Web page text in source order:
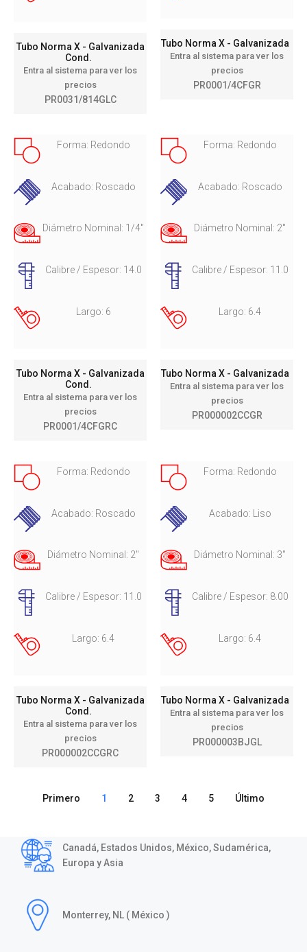
Tubo Norma X - Galvanizada
Cond.
Entra al sistema para ver los
precios
PR0031/814GLC
Tubo Norma X - Galvanizada
Entra al sistema para ver los
precios
PR0001/4CFGR
Forma: Redondo
Acabado: Roscado
Diámetro Nominal: 1/4"
Calibre / Espesor: 14.0
Largo: 6
Tubo Norma X - Galvanizada
Cond.
Entra al sistema para ver los
precios
PR0001/4CFGRC
Forma: Redondo
Acabado: Roscado
Diámetro Nominal: 2"
Calibre / Espesor: 11.0
Largo: 6.4
Tubo Norma X - Galvanizada
Entra al sistema para ver los
precios
PR000002CCGR
Forma: Redondo
Acabado: Roscado
Diámetro Nominal: 2"
Calibre / Espesor: 11.0
Largo: 6.4
Tubo Norma X - Galvanizada
Cond.
Entra al sistema para ver los
precios
PR000002CCGRC
Forma: Redondo
Acabado: Liso
Diámetro Nominal: 3"
Calibre / Espesor: 8.00
Largo: 6.4
Tubo Norma X - Galvanizada
Entra al sistema para ver los
precios
PR000003BJGL
Primero 1 2 3 4 5 Último
Canadá, Estados Unidos, México, Sudamérica,
Europa y Asia
Monterrey, NL ( México )